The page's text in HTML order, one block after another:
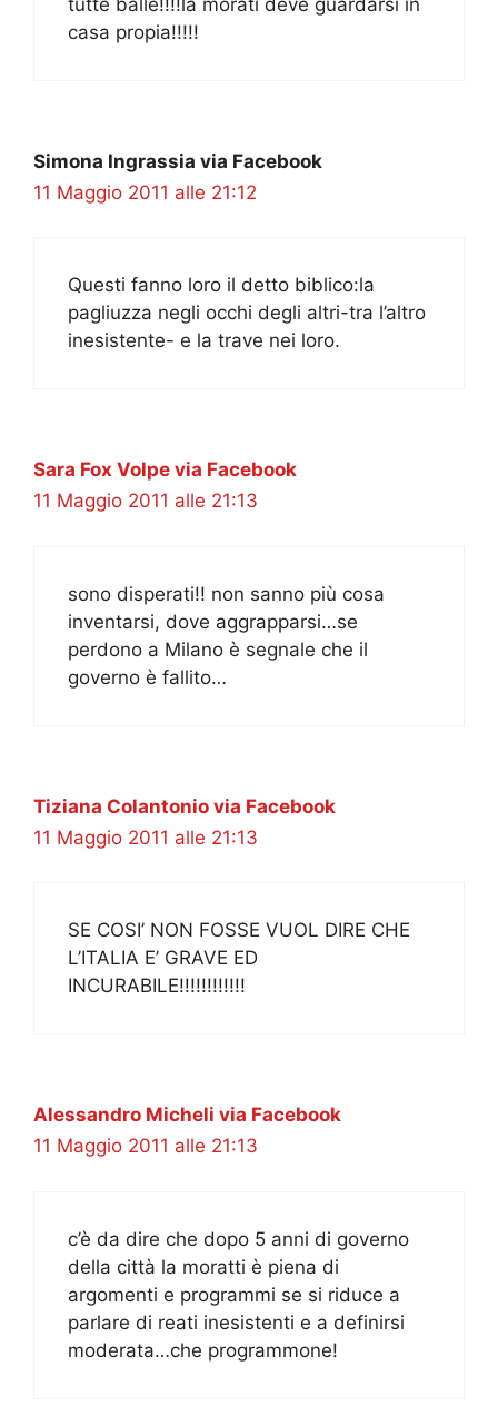
casa propia!!!!!
Simona Ingrassia via Facebook
11 Maggio 2011 alle 21:12
Questi fanno loro il detto biblico:la
pagliuzza negli occhi degli altri-tra l’altro
inesistente- e la trave nei loro.
Sara Fox Volpe via Facebook
11 Maggio 2011 alle 21:13
sono disperati!! non sanno più cosa
inventarsi, dove aggrapparsi…se
perdono a Milano è segnale che il
governo è fallito…
Tiziana Colantonio via Facebook
11 Maggio 2011 alle 21:13
SE COSI’ NON FOSSE VUOL DIRE CHE
L’ITALIA E’ GRAVE ED
INCURABILE!!!!!!!!!!!!
Alessandro Micheli via Facebook
11 Maggio 2011 alle 21:13
c’è da dire che dopo 5 anni di governo
della città la moratti è piena di
argomenti e programmi se si riduce a
parlare di reati inesistenti e a definirsi
moderata…che programmone!